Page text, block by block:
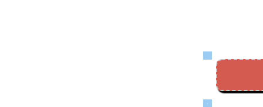
ラーケーションモニターツア
ー2025募集開始！！